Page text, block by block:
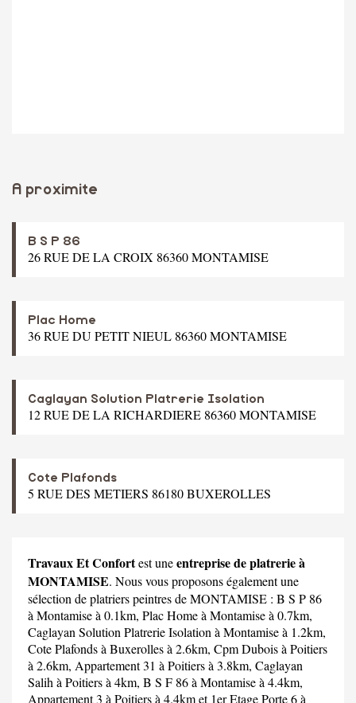
A proximite
B S P 86
26 RUE DE LA CROIX 86360 MONTAMISE
Plac Home
36 RUE DU PETIT NIEUL 86360 MONTAMISE
Caglayan Solution Platrerie Isolation
12 RUE DE LA RICHARDIERE 86360 MONTAMISE
Cote Plafonds
5 RUE DES METIERS 86180 BUXEROLLES
Travaux Et Confortest uneentreprise de platrerie à
MONTAMISE. Nous vous proposons également une
sélection de platriers peintres de MONTAMISE : B S P 86
à Montamise à 0.1km, Plac Homeà Montamise à 0.7km,
Caglayan Solution Platrerie Isolation à Montamise à 1.2km,
Cote Plafondsà Buxerolles à 2.6km, Cpm Duboisà Poitiers
à 2.6km, Appartement 31 à Poitiers à 3.8km, Caglayan
Salih à Poitiers à 4km, B S F 86à Montamise à 4.4km,
Appartement 3 à Poitiers à 4.4km et 1er Etage Porte 6à